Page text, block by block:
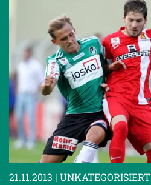
21.11.2013 | UNKATEGORISIERT